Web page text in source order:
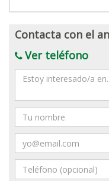
Contacta con el
Ver teléfono
Mensaje
Nombre
Email
Teléfono